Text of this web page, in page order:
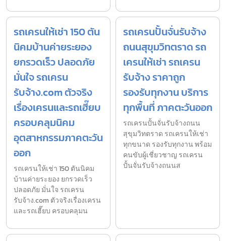
รถเครนให้เช่า 150 ตัน
นิคมบ้านค่ายระยอง
ยกรวดเร็ว ปลอดภัย
มั่นใจ รถเครน
รับจ้าง.com ตัวจริง
เรื่องเครนและรถเฮี๊ยบ
ครอบคลุมนิคม
อุตสาหกรรมภาคตะวัน
ออก
รถเครนให้เช่า 150 ตันนิคม
บ้านค่ายระยอง ยกรวดเร็ว
ปลอดภัย มั่นใจ รถเครน
รับจ้าง.com ตัวจริงเรื่องเครน
และรถเฮี๊ยบ ครอบคลุมน
รถเครนปั้นจั่นรับจ้าง
ถนนสุขุมวิทตราด รถ
เครนให้เช่า รถเครน
รับจ้าง ราคาถูก
รองรับทุกงาน บริการ
ทุกพื้นที่ ภาคตะวันออก
รถเครนปั้นจั่นรับจ้างถนน
สุขุมวิทตราด รถเครนให้เช่า
ทุกขนาด รองรับทุกงาน พร้อม
คนขับผู้เชี่ยวชาญ รถเครน
ปั้นจั่นรับจ้างถนนส